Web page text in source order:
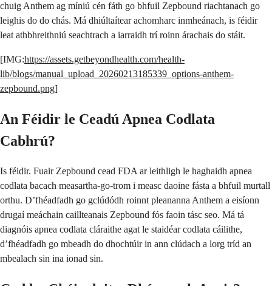
chuig Anthem ag míniú cén fáth go bhfuil Zepbound riachtanach go
leighis do do chás. Má dhiúltaítear achomharc inmheánach, is féidir
leat athbhreithniú seachtrach a iarraidh trí roinn árachais do stáit.
[IMG:https://assets.getbeyondhealth.com/health-
lib/blogs/manual_upload_20260213185339_options-anthem-
zepbound.png]
An Féidir le Ceadú Apnea Codlata
Cabhrú?
Is féidir. Fuair Zepbound cead FDA ar leithligh le haghaidh apnea
codlata bacach measartha-go-trom i measc daoine fásta a bhfuil murtall
orthu. D’fhéadfadh go gclúdódh roinnt pleananna Anthem a eisíonn
drugaí meáchain caillteanais Zepbound fós faoin tásc seo. Má tá
diagnóis apnea codlata cláraithe agat le staidéar codlata cáilithe,
d’fhéadfadh go mbeadh do dhochtúir in ann clúdach a lorg tríd an
mbealach sin ina ionad sin.